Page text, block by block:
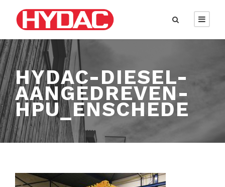
HYDAC-DIESEL-
AANGEDREVEN-
HPU_ENSCHEDE